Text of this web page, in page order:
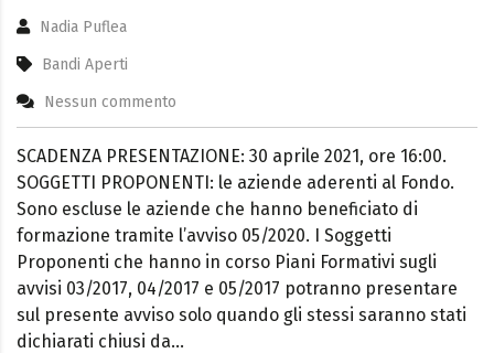
Nadia Puflea
Bandi Aperti
Nessun commento
SCADENZA PRESENTAZIONE: 30 aprile 2021, ore 16:00.
SOGGETTI PROPONENTI: le aziende aderenti al Fondo.
Sono escluse le aziende che hanno beneficiato di
formazione tramite l’avviso 05/2020. I Soggetti
Proponenti che hanno in corso Piani Formativi sugli
avvisi 03/2017, 04/2017 e 05/2017 potranno presentare
sul presente avviso solo quando gli stessi saranno stati
dichiarati chiusi da…